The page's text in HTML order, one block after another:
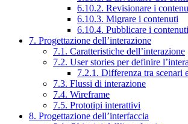
6.10.2. Revisionare i
6.10.3. Migrare i contenuti
6.10.4. Pubblicare i contenuti
7. Progettazione dell’interazione
7.1. Caratteristiche dell’interazione
7.2. User stories per definire
7.2.1. Differenza tra scenari
7.3. Flussi di interazione
7.4. Wireframe
7.5. Prototipi interattivi
8. Progettazione dell’interfaccia